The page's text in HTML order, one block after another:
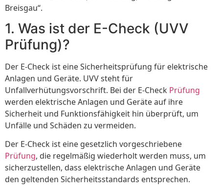
Breisgau“.
1. Was ist der E-Check (UVV
Prüfung)?
Der E-Check ist eine Sicherheitsprüfung für elektrische
Anlagen und Geräte. UVV steht für
Unfallverhütungsvorschrift. Bei der E-Check Prüfung
werden elektrische Anlagen und Geräte auf ihre
Sicherheit und Funktionsfähigkeit hin überprüft, um
Unfälle und Schäden zu vermeiden.
Der E-Check ist eine gesetzlich vorgeschriebene
Prüfung, die regelmäßig wiederholt werden muss, um
sicherzustellen, dass elektrische Anlagen und Geräte
den geltenden Sicherheitsstandards entsprechen.